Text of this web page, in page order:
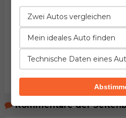
Kommentare der
Zwei Autos vergleichen
Mein ideales Auto finden
Technische Daten eines